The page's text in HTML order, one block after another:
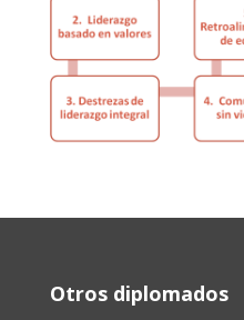
Otros diplomados